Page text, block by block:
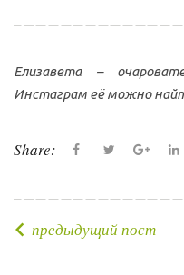
Елизавета –
Инстаграм её можно
Share:
c
e
i
t
o
Н предыдущий пост